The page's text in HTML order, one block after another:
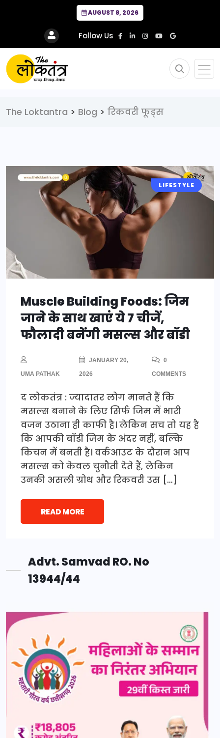
AUGUST 8, 2026
Follow Us
The Loktantra > Blog > रिकवरी फूड्स
LIFESTYLE
Muscle Building Foods: जिम
जाने के साथ खाएं ये 7 चीजें,
फौलादी बनेंगी मसल्स और बॉडी
UMA PATHAK
JANUARY 20,
2026
0
COMMENTS
द लोकतंत्र : ज्यादातर लोग मानते हैं कि
मसल्स बनाने के लिए सिर्फ जिम में भारी
वजन उठाना ही काफी है। लेकिन सच तो यह है
कि आपकी बॉडी जिम के अंदर नहीं, बल्कि
किचन में बनती है। वर्कआउट के दौरान आप
मसल्स को केवल चुनौती देते हैं, लेकिन
उनकी असली ग्रोथ और रिकवरी उस […]
READ MORE
Advt. Samvad RO. No
13944/44